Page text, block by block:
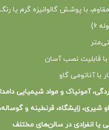
با پوشش گالوانیزه گرم یا
با قابلیت نصب آسان
با آناتومی گاو
آمونیاک و مواد شیمیایی
شیری، زایشگاه، قرنطینه و
انفرادی در سالن‌های مختلف